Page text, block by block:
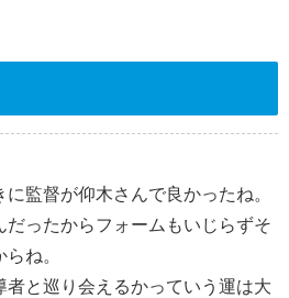
監督が仰木さんで良かったね。
ったからフォームもいじらずそ
ね。
と巡り会えるかっていう運は大